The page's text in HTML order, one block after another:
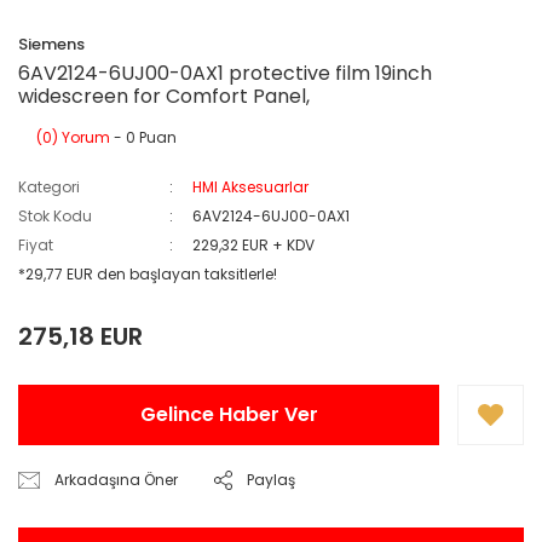
Siemens
6AV2124-6UJ00-0AX1 protective film 19inch
widescreen for Comfort Panel,
(0) Yorum - 0 Puan
Kategori
HMI Aksesuarlar
Stok Kodu
6AV2124-6UJ00-0AX1
Fiyat
229,32 EUR + KDV
*29,77 EUR den başlayan taksitlerle!
275,18 EUR
Gelince Haber Ver
Arkadaşına Öner Paylaş